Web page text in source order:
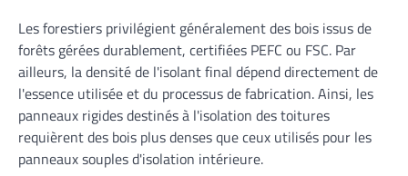
Les forestiers privilégient généralement des bois issus de
forêts gérées durablement, certifiées PEFC ou FSC. Par
ailleurs, la densité de l'isolant final dépend directement de
l'essence utilisée et du processus de fabrication. Ainsi, les
panneaux rigides destinés à l'isolation des toitures
requièrent des bois plus denses que ceux utilisés pour les
panneaux souples d'isolation intérieure.